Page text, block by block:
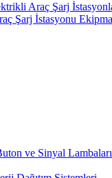
Araç Şarj
Şarj İstasyonu
ve Sinyal Lambaları